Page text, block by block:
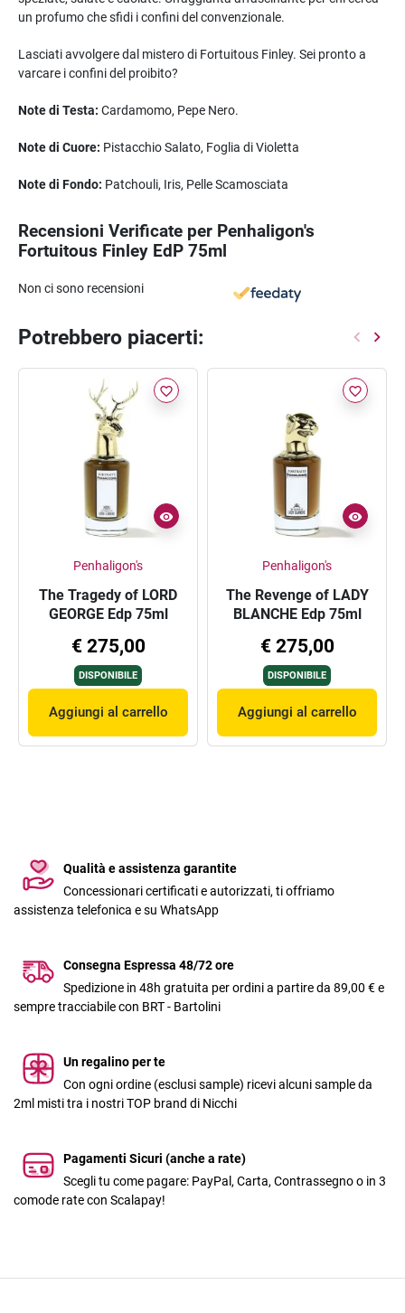
un profumo che sfidi i confini del convenzionale.
Lasciati avvolgere dal mistero di Fortuitous Finley. Sei pronto a
varcare i confini del proibito?
Note di Testa: Cardamomo, Pepe Nero.
Note di Cuore: Pistacchio Salato, Foglia di Violetta
Note di Fondo: Patchouli, Iris, Pelle Scamosciata
Recensioni Verificate per Penhaligon's
Fortuitous Finley EdP 75ml
Non ci sono recensioni
Potrebbero piacerti:
favorite_border
Penhaligon's
The Tragedy of LORD
GEORGE Edp 75ml
€ 275,00
DISPONIBILE
Aggiungi al carrello
favorite_border
Penhaligon's
The Revenge of LADY
BLANCHE Edp 75ml
€ 275,00
DISPONIBILE
Aggiungi al carrello
Qualità e assistenza garantite
Concessionari certificati e autorizzati, ti offriamo
assistenza telefonica e su WhatsApp
Consegna Espressa 48/72 ore
Spedizione in 48h gratuita per ordini a partire da 89,00 € e
sempre tracciabile con BRT - Bartolini
Un regalino per te
Con ogni ordine (esclusi sample) ricevi alcuni sample da
2ml misti tra i nostri TOP brand di Nicchi
Pagamenti Sicuri (anche a rate)
Scegli tu come pagare: PayPal, Carta, Contrassegno o in 3
comode rate con Scalapay!